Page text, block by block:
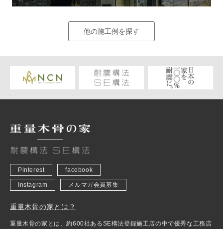
他の施工例を探す
Pinterest facebook
Instagram メルマガ会員募集
重量木骨の家とは？
重量木骨の家とは、約600社あるSE構法登録施工店の中で優秀な工務店